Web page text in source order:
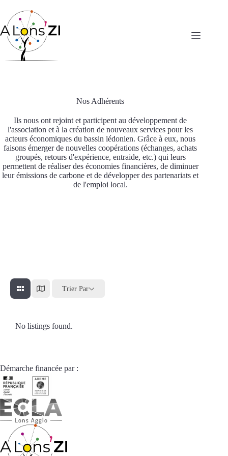
contenu
Nos Adhérents
Ils nous ont rejoint et participent au développement de
l'association et à la création de nouveaux services pour les
acteurs économiques du bassin lédonien. Grâce à eux, nous
faisons émerger de nouvelles coopérations (échanges, achats
groupés, retours d'expérience, entraide, etc.) qui leurs
permettent de réaliser des économies financières, de diminuer
leur émissions de carbone et de développer des partenariats et
de l'emploi local.
Trier Par
No listings found.
Démarche financée par :